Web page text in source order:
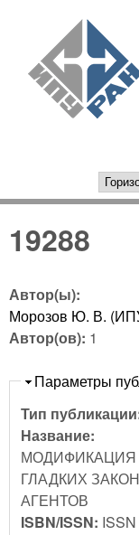
РАН
19288
Автор(ы):
Морозов Ю. В.
Автор(ов): 1
Скрыть
Параметры
Тип
Название:
ГЛАДКИХ
АГЕНТОВ
ISBN/ISSN: